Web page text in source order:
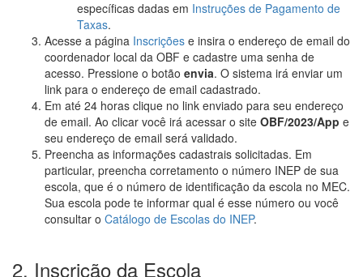
específicas dadas em Instruções de Pagamento de
Taxas.
Acesse a página Inscrições e insira o endereço de email do
coordenador local da OBF e cadastre uma senha de
acesso. Pressione o botão envia. O sistema irá enviar um
link para o endereço de email cadastrado.
Em até 24 horas clique no link enviado para seu endereço
de email. Ao clicar você irá acessar o site OBF/2023/App e
seu endereço de email será validado.
Preencha as informações cadastrais solicitadas. Em
particular, preencha corretamento o número INEP de sua
escola, que é o número de identificação da escola no MEC.
Sua escola pode te informar qual é esse número ou você
consultar o Catálogo de Escolas do INEP.
2. Inscrição da Escola